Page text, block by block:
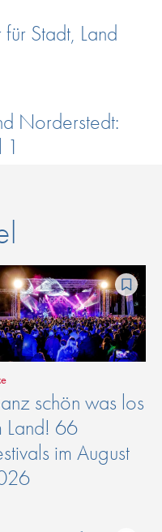
Stadt, Land
Norderstedt:
1
schön was los
Land! 66
im August